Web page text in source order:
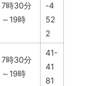
7時30分
～19時
-4
52
2
7時30分
～19時
41-
41
81